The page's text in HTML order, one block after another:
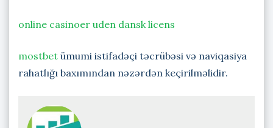
online casinoer uden dansk licens
mostbet ümumi istifadəçi təcrübəsi və naviqasiya
rahatlığı baxımından nəzərdən keçirilməlidir.